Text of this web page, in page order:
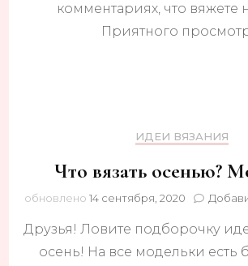
комментариях, что вяжете
Приятного
ИДЕИ ВЯЗАНИЯ
Что вязать осенью?
обновлено 14 сентября, 2020
Друзья! Ловите подборочку
осень! На все модельки есть